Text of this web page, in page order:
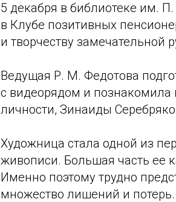
5 декабря в библиотеке им.
в Клубе позитивных
и творчеству замечательной
Ведущая Р. М. Федотова
с видеорядом и
личности, Зинаиды
Художница стала одной из
живописи. Большая часть ее
Именно поэтому трудно
множество лишений и потерь.